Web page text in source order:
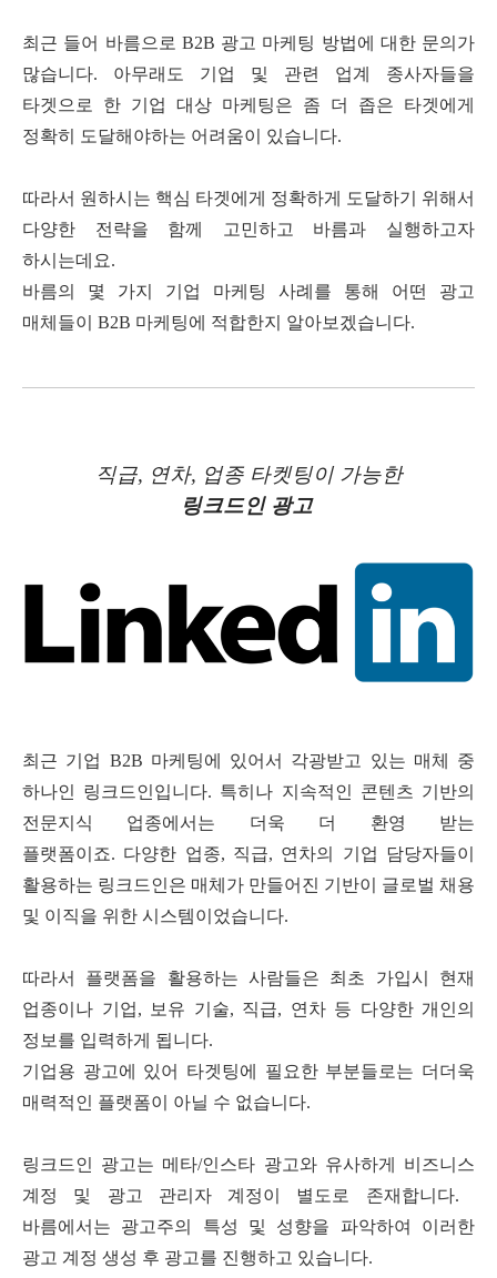
최근 들어 바름으로 B2B 광고 마케팅 방법에 대한 문의가
많습니다. 아무래도 기업 및 관련 업계 종사자들을
타겟으로 한 기업 대상 마케팅은 좀 더 좁은 타겟에게
정확히 도달해야하는 어려움이 있습니다.
따라서 원하시는 핵심 타겟에게 정확하게 도달하기 위해서
다양한 전략을 함께 고민하고 바름과 실행하고자
하시는데요.
바름의 몇 가지 기업 마케팅 사례를 통해 어떤 광고
매체들이
B2B 마케팅에 적합한지 알아보겠습니다.
직급, 연차, 업종 타켓팅이 가능한
링크드인 광고
최근 기업 B2B 마케팅에 있어서 각광받고 있는 매체 중
하나인 링크드인입니다. 특히나 지속적인 콘텐츠 기반의
전문지식 업종에서는 더욱 더 환영 받는
플랫폼이죠. 다양한 업종, 직급, 연차의 기업 담당자들이
활용하는 링크드인은 매체가 만들어진 기반이 글로벌 채용
및 이직을 위한 시스템이었습니다.
따라서 플랫폼을 활용하는 사람들은 최초 가입시 현재
업종이나 기업, 보유 기술, 직급, 연차 등 다양한 개인의
정보를 입력하게 됩니다.
기업용 광고에 있어 타겟팅에 필요한 부분들로는 더더욱
매력적인 플랫폼이 아닐 수 없습니다.
링크드인 광고는 메타/인스타 광고와 유사하게 비즈니스
계정 및 광고 관리자 계정이 별도로 존재합니다.
바름에서는 광고주의 특성 및 성향을 파악하여 이러한
광고 계정 생성 후 광고를 진행하고 있습니다.